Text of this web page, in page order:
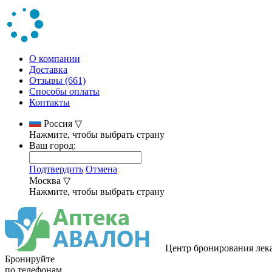
О компании
Доставка
Отзывы (661)
Способы оплаты
Контакты
Россия ▽
Нажмите, чтобы выбрать страну
Ваш город:
Подтвердить Отмена
Москва ▽
Нажмите, чтобы выбрать страну
Центр бронирования
Бронируйте
по телефонам